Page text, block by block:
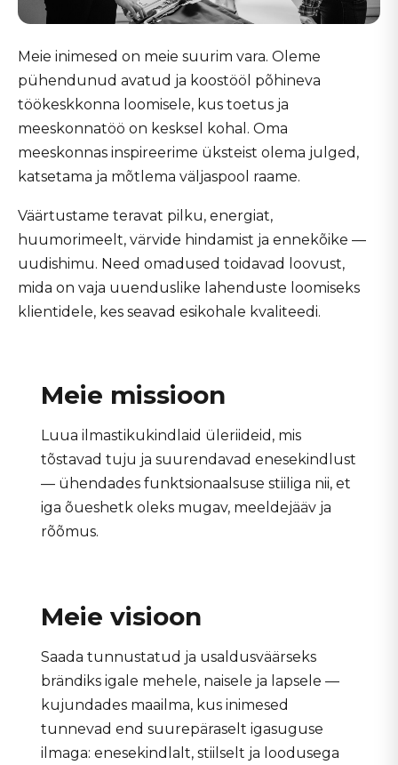
Meie inimesed on meie suurim vara. Oleme
pühendunud avatud ja koostööl põhineva
töökeskkonna loomisele, kus toetus ja
meeskonnatöö on kesksel kohal. Oma
meeskonnas inspireerime üksteist olema julged,
katsetama ja mõtlema väljaspool raame.
Väärtustame teravat pilku, energiat,
huumorimeelt, värvide hindamist ja ennekõike —
uudishimu. Need omadused toidavad loovust,
mida on vaja uuenduslike lahenduste loomiseks
klientidele, kes seavad esikohale kvaliteedi.
Meie missioon
Luua ilmastikukindlaid üleriideid, mis
tõstavad tuju ja suurendavad enesekindlust
— ühendades funktsionaalsuse stiiliga nii, et
iga õueshetk oleks mugav, meeldejääv ja
rõõmus.
Meie visioon
Saada tunnustatud ja usaldusväärseks
brändiks igale mehele, naisele ja lapsele —
kujundades maailma, kus inimesed
tunnevad end suurepäraselt igasuguse
ilmaga: enesekindlalt, stiilselt ja loodusega